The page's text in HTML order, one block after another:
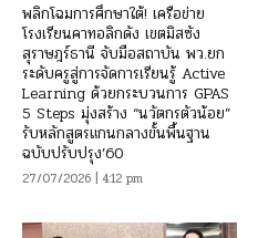
พลิกโฉมการศึกษาใต้! เครือข่าย
โรงเรียนคาทอลิกดัง เขตมิสซัง
สุราษฎร์ธานี จับมือสถาบัน พว.ยก
ระดับครูสู่การจัดการเรียนรู้ Active
Learning ด้วยกระบวนการ GPAS
5 Steps มุ่งสร้าง “นวัตกรตัวน้อย”
รับหลักสูตรแกนกลางขั้นพื้นฐาน
ฉบับปรับปรุง’60
27/07/2026 | 4:12 pm